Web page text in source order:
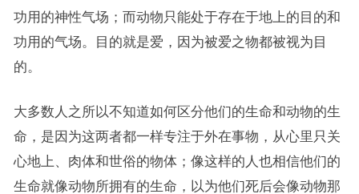
功用的神性气场；而动物只能处于存在于地上的目的和
功用的气场。目的就是爱，因为被爱之物都被视为目
的。
大多数人之所以不知道如何区分他们的生命和动物的生
命，是因为这两者都一样专注于外在事物，从心里只关
心地上、肉体和世俗的物体；像这样的人也相信他们的
生命就像动物所拥有的生命，以为他们死后会像动物那